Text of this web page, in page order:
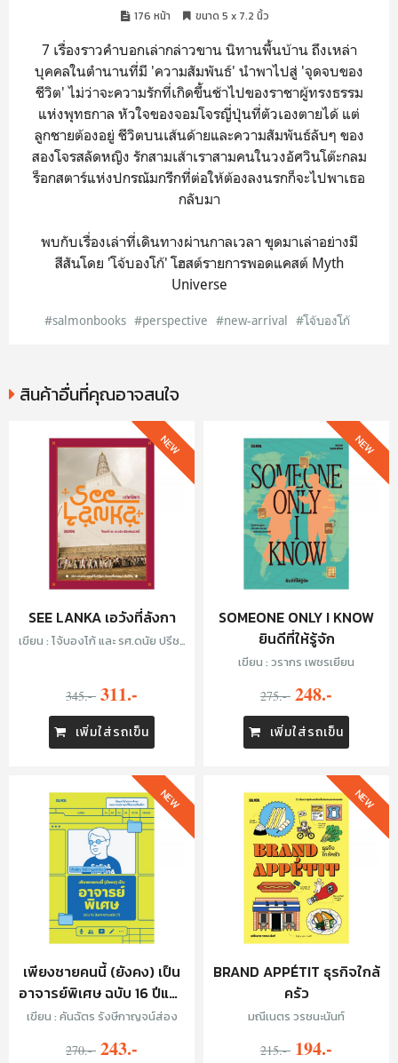
176 หน้า ขนาด 5 x 7.2 นิ้ว
7 เรื่องราวคำบอกเล่ากล่าวขาน นิทานพื้นบ้าน ถึงเหล่า
บุคคลในตำนานที่มี 'ความสัมพันธ์' นำพาไปสู่ 'จุดจบของ
ชีวิต' ไม่ว่าจะความรักที่เกิดขึ้นช้าไปของราชาผู้ทรงธรรม
แห่งพุทธกาล หัวใจของจอมโจรญี่ปุ่นที่ตัวเองตายได้ แต่
ลูกชายต้องอยู่ ชีวิตบนเส้นด้ายและความสัมพันธ์ลับๆ ของ
สองโจรสลัดหญิง รักสามเส้าเราสามคนในวงอัศวินโต๊ะกลม
ร็อกสตาร์แห่งปกรณัมกรีกที่ต่อให้ต้องลงนรกก็จะไปพาเธอ
กลับมา
พบกับเรื่องเล่าที่เดินทางผ่านกาลเวลา ขุดมาเล่าอย่างมี
สีสันโดย 'โจ้บองโก้' โฮสต์รายการพอดแคสต์ Myth
Universe
#salmonbooks #perspective #new-arrival #โจ้บองโก้
สินค้าอื่นที่คุณอาจสนใจ
SEE LANKA เอวังที่ลังกา
เขียน : โจ้บองโก้ และ รศ.ดนัย ปรีชา
345.- 311.-
เพิ่มใส่รถเข็น
NEW
SOMEONE ONLY I KNOW
ยินดีที่ให้รู้จัก
เขียน : วรากร เพชรเยียน
275.- 248.-
เพิ่มใส่รถเข็น
NEW
เพียงชายคนนี้ (ยังคง) เป็น
อาจารย์พิเศษ ฉบับ 16 ปีแห่ง
ความหวัง (?)
เขียน : คันฉัตร รังษีกาญจน์ส่อง
270.- 243.-
NEW
BRAND APPÉTIT ธุรกิจใกล้
ครัว
มณีเนตร วรชนะนันท์
215.- 194.-
NEW